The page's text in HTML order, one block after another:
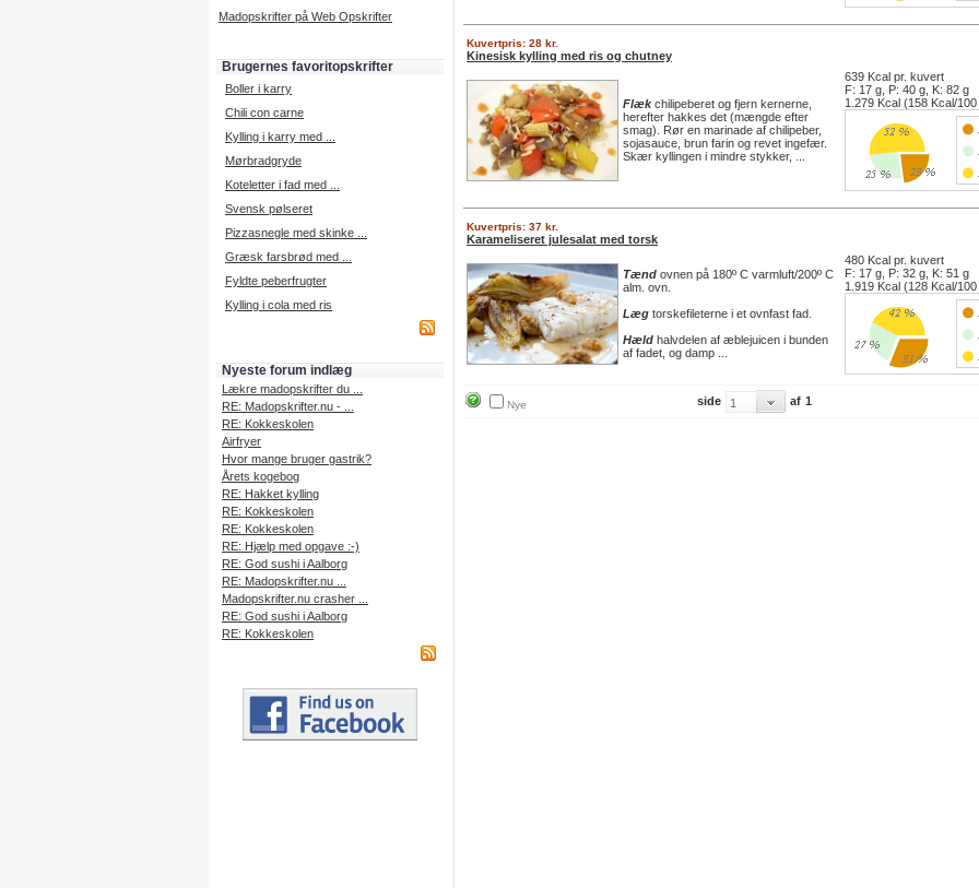
Madopskrifter på Web Opskrifter
Brugernes favoritopskrifter
Boller i karry
Chili con carne
Kylling i karry med ...
Mørbradgryde
Koteletter i fad med ...
Svensk pølseret
Pizzasnegle med skinke ...
Græsk farsbrød med ...
Fyldte peberfrugter
Kylling i cola med ris
Nyeste forum indlæg
Lækre madopskrifter du ...
RE: Madopskrifter.nu - ...
RE: Kokkeskolen
Airfryer
Hvor mange bruger gastrik?
Årets kogebog
RE: Hakket kylling
RE: Kokkeskolen
RE: Kokkeskolen
RE: Hjælp med opgave :-)
RE: God sushi i Aalborg
RE: Madopskrifter.nu ...
Madopskrifter.nu crasher ...
RE: God sushi i Aalborg
RE: Kokkeskolen
Kuvertpris: 28 kr.
Kinesisk kylling med ris og chutney
Flækchilipeberet og fjern kernerne,
herefter hakkes det (mængde efter
smag). Rør en marinade af chilipeber,
sojasauce, brun farin og revet ingefær.
Skær kyllingen i mindre stykker, ...
639 Kcal pr. kuvert
F: 17 g, P: 40 g, K: 82 g
1.279 Kcal (158 Kcal/100
Kuvertpris: 37 kr.
Karameliseret julesalat med torsk
Tænd ovnen på 180º C varmluft/200º C
alm. ovn.
Læg torskefileterne i et ovnfast fad.
Hæld halvdelen af æblejuicen i bunden
af fadet, og damp ...
480 Kcal pr. kuvert
F: 17 g, P: 32 g, K: 51 g
1.919 Kcal (128 Kcal/100
Nye side af 1